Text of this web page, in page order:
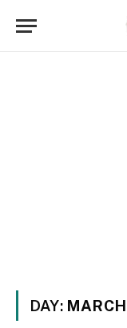
DAY: